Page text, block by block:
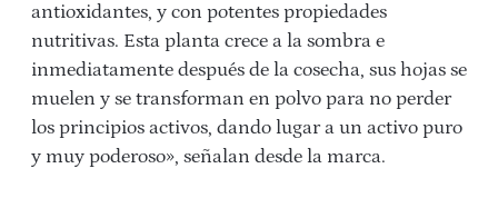
antioxidantes, y con potentes propiedades
nutritivas. Esta planta crece a la sombra e
inmediatamente después de la cosecha, sus hojas se
muelen y se transforman en polvo para no perder
los principios activos, dando lugar a un activo puro
y muy poderoso», señalan desde la marca.